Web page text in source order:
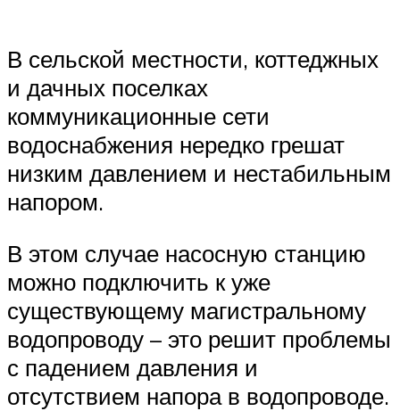
В сельской местности, коттеджных
и дачных поселках
коммуникационные сети
водоснабжения нередко грешат
низким давлением и нестабильным
напором.
В этом случае насосную станцию
можно подключить к уже
существующему магистральному
водопроводу – это решит проблемы
с падением давления и
отсутствием напора в водопроводе.